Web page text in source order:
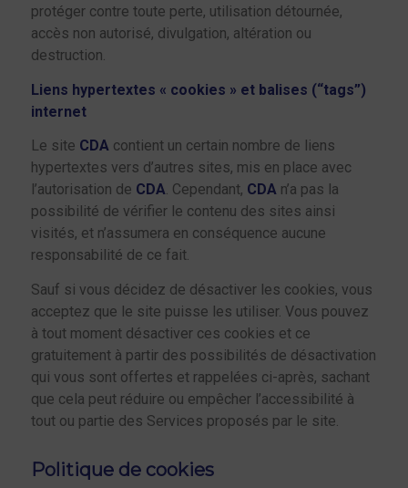
protéger contre toute perte, utilisation détournée,
accès non autorisé, divulgation, altération ou
destruction.
Liens hypertextes « cookies » et balises (“tags”)
internet
Le site CDA contient un certain nombre de liens
hypertextes vers d’autres sites, mis en place avec
l’autorisation de CDA. Cependant, CDA n’a pas la
possibilité de vérifier le contenu des sites ainsi
visités, et n’assumera en conséquence aucune
responsabilité de ce fait.
Sauf si vous décidez de désactiver les cookies, vous
acceptez que le site puisse les utiliser. Vous pouvez
à tout moment désactiver ces cookies et ce
gratuitement à partir des possibilités de désactivation
qui vous sont offertes et rappelées ci-après, sachant
que cela peut réduire ou empêcher l’accessibilité à
tout ou partie des Services proposés par le site.
Politique de cookies